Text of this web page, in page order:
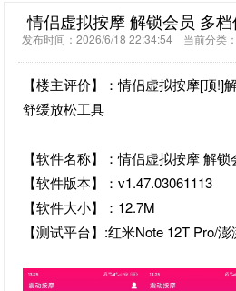
情侣虚拟按摩 解锁会员 多
发布时间：2026/6/18 22:34:54 当前分类：
【楼主评价】：情侣虚拟按摩[顶!]
舒缓放松工具
【软件名称】：情侣虚拟按摩 解锁
【软件版本】：v1.47.03061113
【软件大小】：12.7M
【测试平台】:红米Note 12T Pro/